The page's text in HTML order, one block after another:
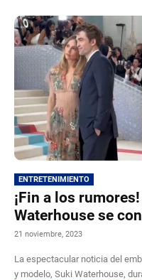
ENTRETENIMIENTO
¡Fin a los
Waterhouse se
21 noviembre, 2023
La espectacular noticia del
y modelo, Suki Waterhouse,